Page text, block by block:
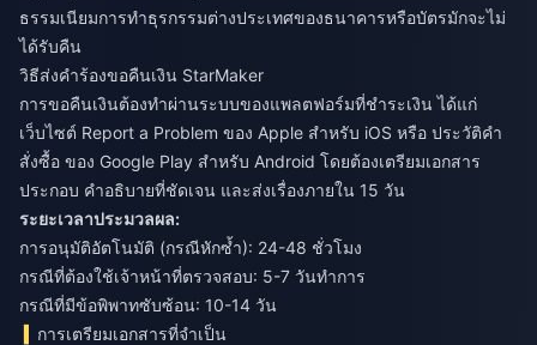
ธรรมเนียมการทำธุรกรรมต่างประเทศของธนาคารหรือบัตรมักจะไม่
ได้รับคืน
วิธีส่งคำร้องขอคืนเงิน StarMaker
การขอคืนเงินต้องทำผ่านระบบของแพลตฟอร์มที่ชำระเงิน ได้แก่
เว็บไซต์ Report a Problem ของ Apple สำหรับ iOS หรือ ประวัติคำ
สั่งซื้อ ของ Google Play สำหรับ Android โดยต้องเตรียมเอกสาร
ประกอบ คำอธิบายที่ชัดเจน และส่งเรื่องภายใน 15 วัน
ระยะเวลาประมวลผล:
การอนุมัติอัตโนมัติ (กรณีหักซ้ำ): 24-48 ชั่วโมง
กรณีที่ต้องใช้เจ้าหน้าที่ตรวจสอบ: 5-7 วันทำการ
กรณีที่มีข้อพิพาทซับซ้อน: 10-14 วัน
การเตรียมเอกสารที่จำเป็น